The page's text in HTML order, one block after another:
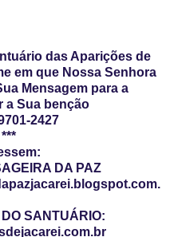
das Aparições de
em que Nossa Senhora
Mensagem para a
a Sua benção
2427
***
DA PAZ
SANTUÁRIO: